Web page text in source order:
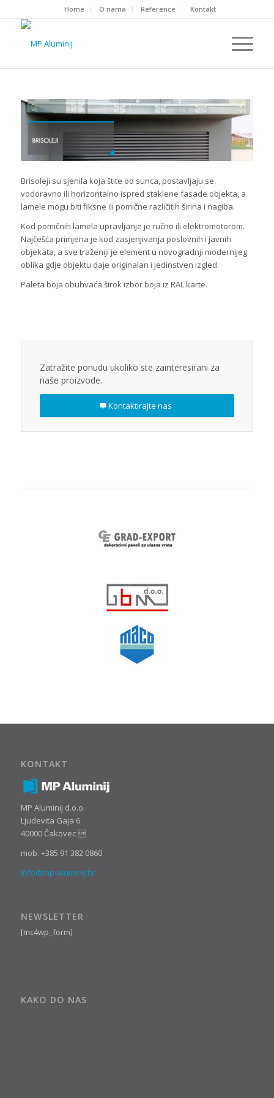
Home O nama Reference Kontakt
Brisoleji su sjenila koja štite od sunca, postavljaju se
vodoravno ili horizontalno ispred staklene fasade objekta, a
lamele mogu biti fiksne ili pomične različitih širina i nagiba.
Kod pomičnih lamela upravljanje je ručno ili elektromotorom.
Najčešća primjena je kod zasjenjivanja poslovnih i javnih
objekata, a sve traženiji je element u novogradnji modernijeg
oblika gdje objektu daje originalan i jedinstven izgled.
Paleta boja obuhvaća širok izbor boja iz RAL karte.
Zatražite ponudu ukoliko ste zainteresirani za
naše proizvode.
Kontaktirajte nas
KONTAKT
MP Aluminij d.o.o.
Ljudevita Gaja 6
40000 Čakovec 
mob. +385 91 382 0860
info@mp-aluminij.hr
NEWSLETTER
[mc4wp_form]
KAKO DO NAS